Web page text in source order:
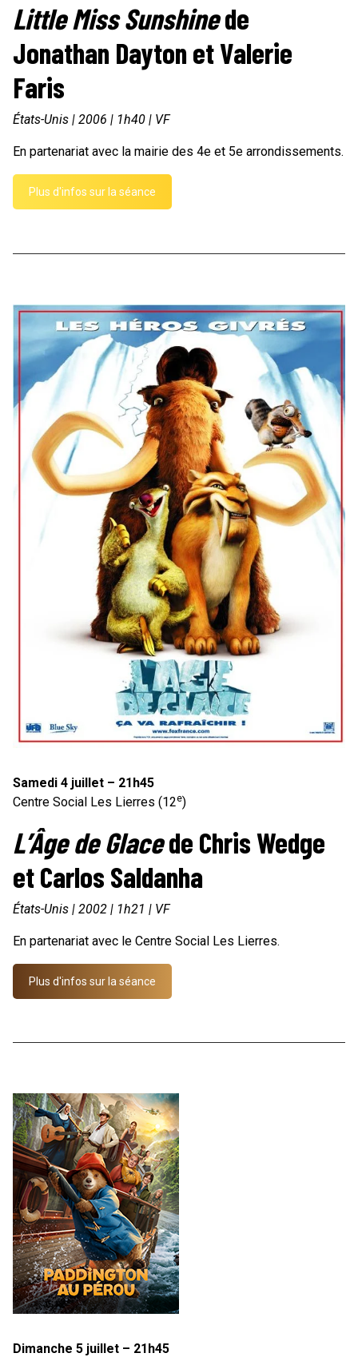
Little Miss Sunshinede
Jonathan Dayton et Valerie
Faris
États-Unis | 2006 | 1h40 | VF
En partenariat avec la mairie des 4e et 5e arrondissements.
Plus d'infos sur la séance
Samedi 4 juillet – 21h45
Centre Social Les Lierres (12e)
L’Âge de Glacede Chris Wedge
et Carlos Saldanha
États-Unis | 2002 | 1h21 | VF
En partenariat avec le Centre Social Les Lierres.
Plus d'infos sur la séance
Dimanche 5 juillet – 21h45